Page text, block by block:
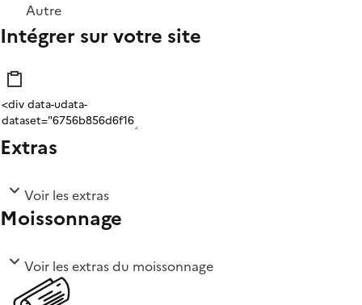
Autre
Intégrer sur votre site
Extras
Voir les extras
Moissonnage
Voir les extras du moissonnage